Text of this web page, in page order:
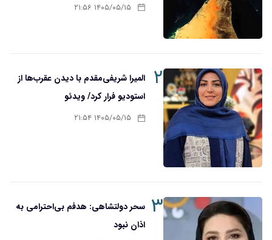
۱۴۰۵/۰۵/۱۵ ۲۱:۵۶
۲
المیرا شریفی‌مقدم با دیدن عقرب‌ها از
استودیو فرار کرد/ ویدئو
۱۴۰۵/۰۵/۱۵ ۲۱:۵۴
۳ سحر دولتشاهی: هدفم بی‌احترامی به
اذان نبود